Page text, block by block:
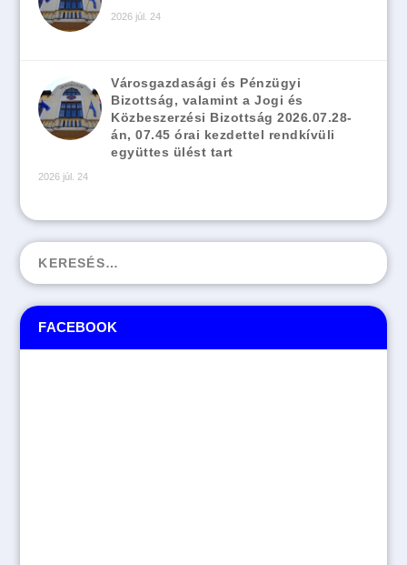
FACEBOOK
2026 júl. 24
Városgazdasági és Pénzügyi
Bizottság, valamint a Jogi és
Közbeszerzési Bizottság 2026.07.28-
án, 07.45 órai kezdettel rendkívüli
együttes ülést tart
2026 júl. 24